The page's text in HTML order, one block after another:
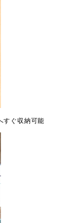
すぐ収納可能